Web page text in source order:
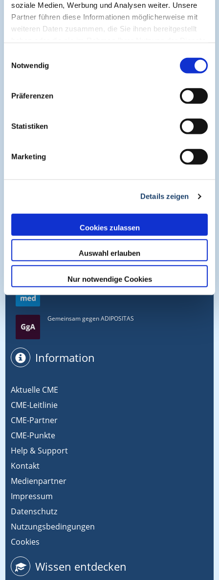
soziale Medien, Werbung und Analysen weiter. Unsere
Partner führen diese Informationen möglicherweise mit
weiteren Daten zusammen, die Sie ihnen bereitgestellt
Notwendig
Präferenzen
Statistiken
Marketing
Details zeigen
Cookies zulassen
Auswahl erlauben
Nur notwendige Cookies
About
Im Birnengarten 7
+49 (0)9134 2290930
helpdesk@medcram.de
Online Symposien
Symposium Asthma und Allergien
Symposium EcoMed
Gemeinsam gegen ADIPOSITAS
Information
Aktuelle CME
CME-Leitlinie
CME-Partner
CME-Punkte
Help & Support
Kontakt
Medienpartner
Impressum
Datenschutz
Nutzungsbedingungen
Cookies
Wissen entdecken